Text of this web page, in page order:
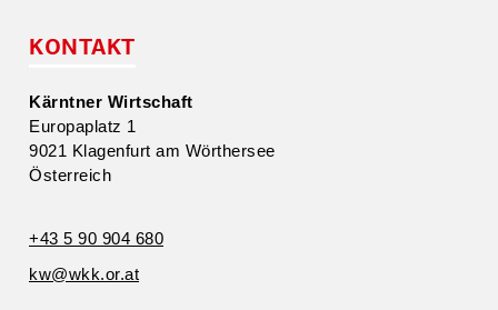
KONTAKT
Kärntner Wirtschaft
Europa­platz 1
9021 Klagenfurt am Wörthersee
Öster­reich
+43 5 90 904 680
kw@​wkk.​or.​at